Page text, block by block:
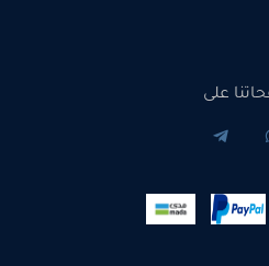
على